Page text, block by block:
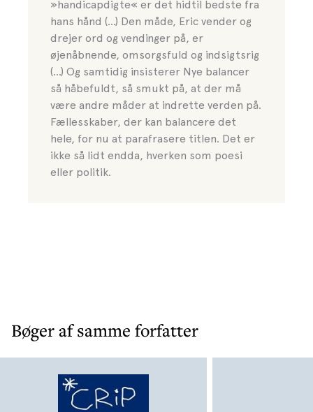
»handicapdigte« er det hidtil bedste fra
hans hånd (...) Den måde, Eric vender og
drejer ord og vendinger på, er
øjenåbnende, omsorgsfuld og indsigtsrig
(…) Og samtidig insisterer Nye balancer
så håbefuldt, så smukt på, at der må
være andre måder at indrette verden på.
Fællesskaber, der kan balancere det
hele, for nu at parafrasere titlen. Det er
ikke så lidt endda, hverken som poesi
eller politik.
Bøger af samme forfatter